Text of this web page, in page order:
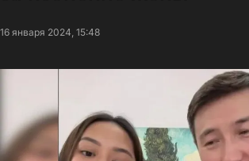
16 января 2024, 15:48